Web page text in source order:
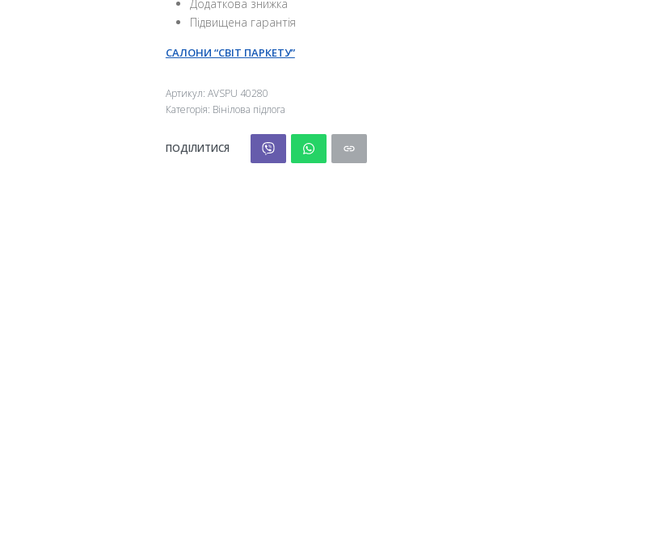
Додаткова знижка
Підвищена гарантія
САЛОНИ “СВІТ ПАРКЕТУ”
Артикул: AVSPU 40280
Категорія: Вінілова підлога
ПОДІЛИТИСЯ